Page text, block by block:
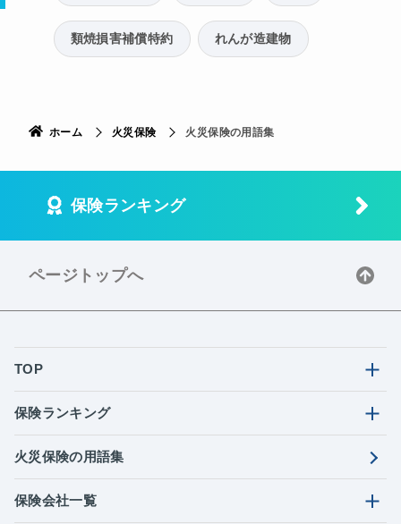
類焼損害補償特約 れんが造建物
ホーム 火災保険 火災保険の用語集
保険ランキング
ページトップへ
TOP
保険ランキング
火災保険の用語集
保険会社一覧